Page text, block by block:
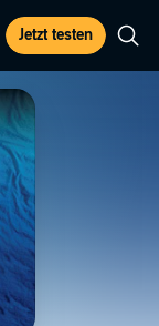
Jetzt testen